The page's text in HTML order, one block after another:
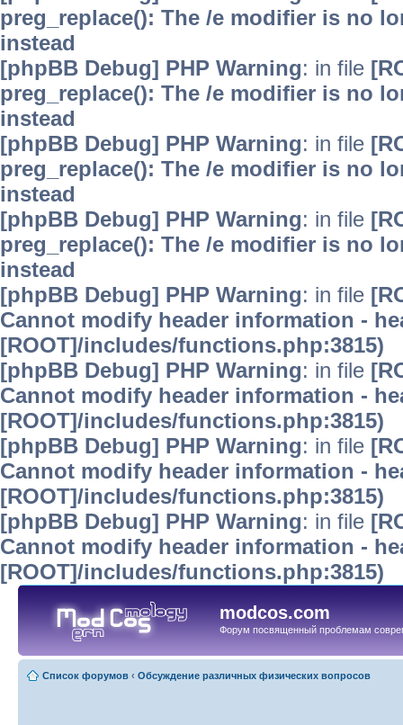
preg_replace(): The /e modifier is no
instead
[phpBB Debug] PHP Warning: in file
preg_replace(): The /e modifier is no
instead
[phpBB Debug] PHP Warning: in file
preg_replace(): The /e modifier is no
instead
[phpBB Debug] PHP Warning: in file
preg_replace(): The /e modifier is no
instead
[phpBB Debug] PHP Warning: in file
Cannot modify header information -
[ROOT]/includes/functions.php:3815)
[phpBB Debug] PHP Warning: in file
Cannot modify header information -
[ROOT]/includes/functions.php:3815)
[phpBB Debug] PHP Warning: in file
Cannot modify header information -
[ROOT]/includes/functions.php:3815)
[phpBB Debug] PHP Warning: in file
Cannot modify header information -
[ROOT]/includes/functions.php:3815)
modcos.com
Форум посвященный проблемам
Список форумов ‹ Обсуждение различных физических вопросов